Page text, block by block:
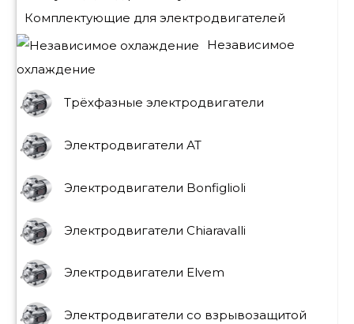
Комплектующие для электродвигателей
Независимое
охлаждение
Трёхфазные электродвигатели
Электродвигатели АТ
Электродвигатели Bonfiglioli
Электродвигатели Chiaravalli
Электродвигатели Elvem
Электродвигатели со взрывозащитой